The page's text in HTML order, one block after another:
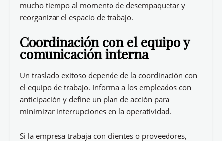
mucho tiempo al momento de desempaquetar y
reorganizar el espacio de trabajo.
Coordinación con el equipo y
comunicación interna
Un traslado exitoso depende de la coordinación con
el equipo de trabajo. Informa a los empleados con
anticipación y define un plan de acción para
minimizar interrupciones en la operatividad.
Si la empresa trabaja con clientes o proveedores,